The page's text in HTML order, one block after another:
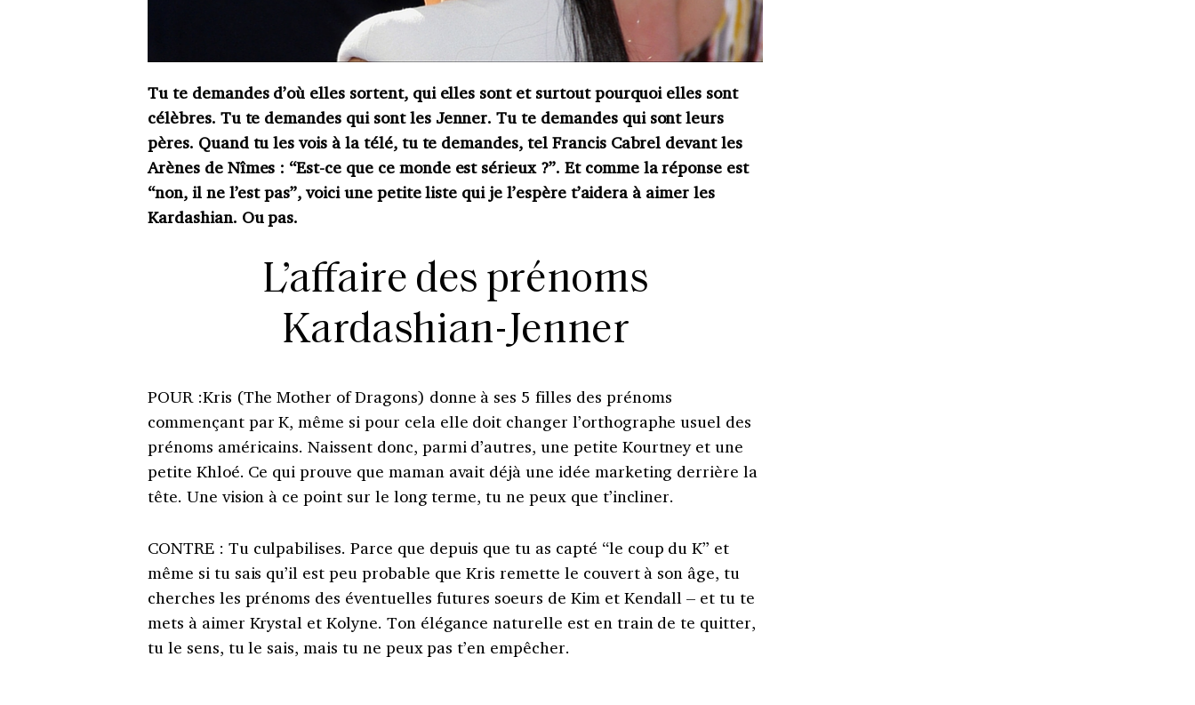
Tu te demandes d’où elles sortent, qui elles sont et surtout pourquoi elles sont
célèbres. Tu te demandes qui sont les Jenner. Tu te demandes qui sont leurs
pères. Quand tu les vois à la télé, tu te demandes, tel Francis Cabrel devant les
Arènes de Nîmes : “Est-ce que ce monde est sérieux ?”. Et comme la réponse est
“non, il ne l’est pas”, voici une petite liste qui je l’espère t’aidera à aimer les
Kardashian. Ou pas.
L’affaire des prénoms
Kardashian-Jenner
POUR :Kris (The Mother of Dragons) donne à ses 5 filles des prénoms
commençant par K, même si pour cela elle doit changer l’orthographe usuel des
prénoms américains. Naissent donc, parmi d’autres, une petite Kourtney et une
petite Khloé. Ce qui prouve que maman avait déjà une idée marketing derrière la
tête. Une vision à ce point sur le long terme, tu ne peux que t’incliner.
CONTRE: Tu culpabilises. Parce que depuis que tu as capté “le coup du K” et
même si tu sais qu’il est peu probable que Kris remette le couvert à son âge, tu
cherches les prénoms des éventuelles futures soeurs de Kim et Kendall – et tu te
mets à aimer Krystal et Kolyne. Ton élégance naturelle est en train de te quitter,
tu le sens, tu le sais, mais tu ne peux pas t’en empêcher.